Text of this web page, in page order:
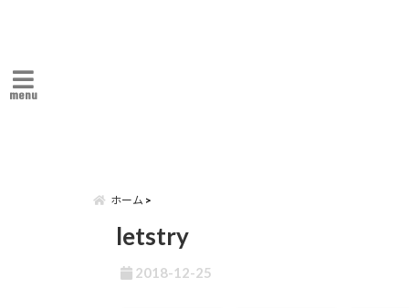
menu
ホーム
letstry
2018-12-25